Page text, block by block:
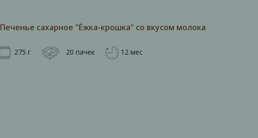
Печенье сахарное "Ёжка-крошка" со вкусом молока
275 г 20 пачек 12 мес